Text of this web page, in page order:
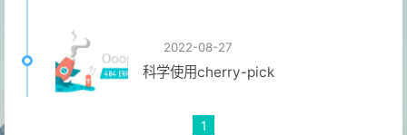
2022-08-27
科学使用cherry-pick
1